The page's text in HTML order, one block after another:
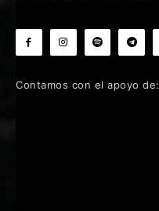
Contamos con el apoyo de: